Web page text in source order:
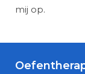
mij op.